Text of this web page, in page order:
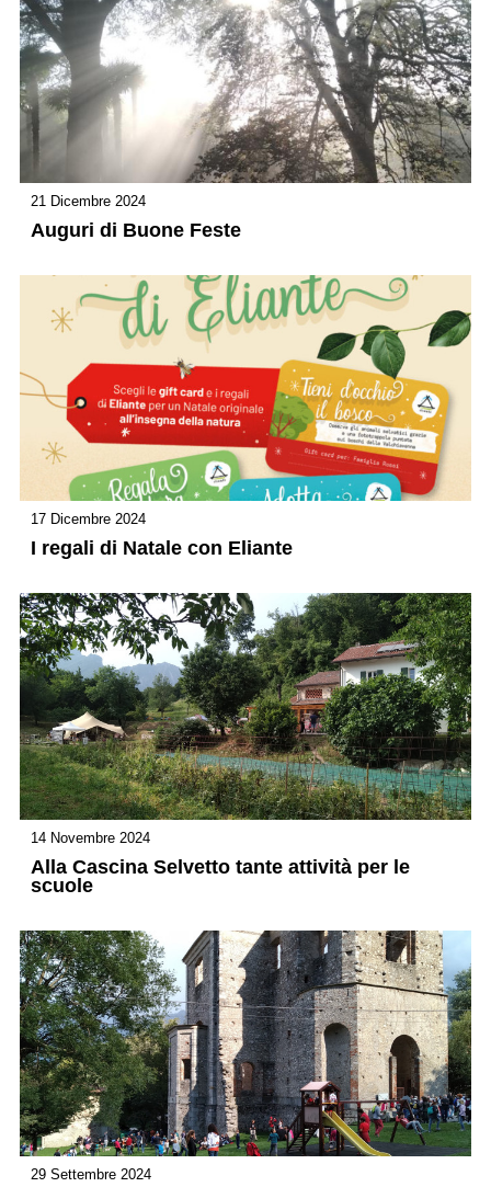
21 Dicembre 2024
Auguri di Buone Feste
17 Dicembre 2024
I regali di Natale con Eliante
14 Novembre 2024
Alla Cascina Selvetto tante attività per le
scuole
29 Settembre 2024